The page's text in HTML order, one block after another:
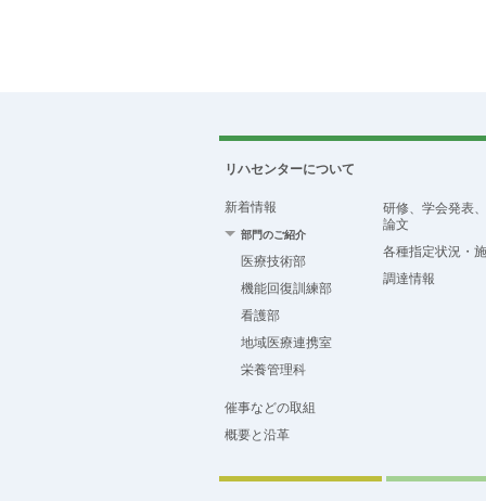
リハセンターについて
新着情報
部門のご紹介
医療技術部
機能回復訓練部
看護部
地域医療連携室
栄養管理科
催事などの取組
概要と沿革
研修、学会発表
論文
各種指定状況・
調達情報